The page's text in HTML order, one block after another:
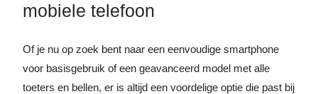
mobiele telefoon
Of je nu op zoek bent naar een eenvoudige smartphone
voor basisgebruik of een geavanceerd model met alle
toeters en bellen, er is altijd een voordelige optie die past bij